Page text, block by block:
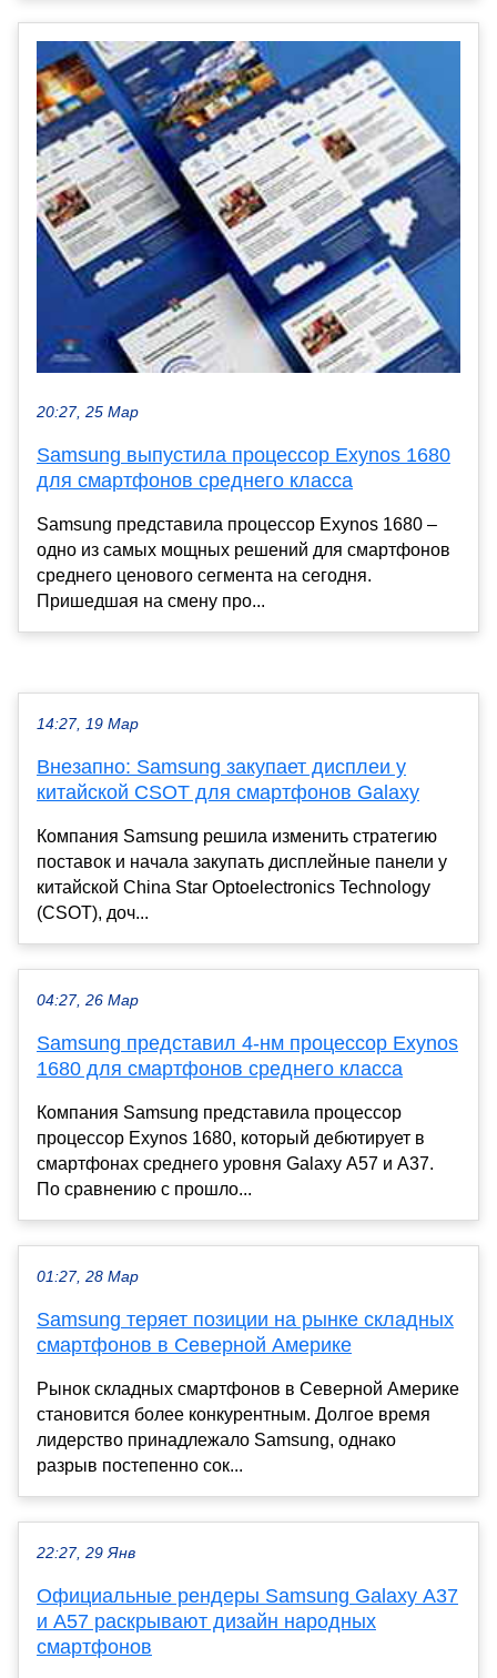
20:27, 25 Мар
Samsung выпустила процессор Exynos 1680
для смартфонов среднего класса
Samsung представила процессор Exynos 1680 –
одно из самых мощных решений для смартфонов
среднего ценового сегмента на сегодня.
Пришедшая на смену про...
14:27, 19 Мар
Внезапно: Samsung закупает дисплеи у
китайской CSOT для смартфонов Galaxy
Компания Samsung решила изменить стратегию
поставок и начала закупать дисплейные панели у
китайской China Star Optoelectronics Technology
(CSOT), доч...
04:27, 26 Мар
Samsung представил 4-нм процессор Exynos
1680 для смартфонов среднего класса
Компания Samsung представила процессор
процессор Exynos 1680, который дебютирует в
смартфонах среднего уровня Galaxy A57 и A37.
По сравнению с прошло...
01:27, 28 Мар
Samsung теряет позиции на рынке складных
смартфонов в Северной Америке
Рынок складных смартфонов в Северной Америке
становится более конкурентным. Долгое время
лидерство принадлежало Samsung, однако
разрыв постепенно сок...
22:27, 29 Янв
Официальные рендеры Samsung Galaxy A37
и A57 раскрывают дизайн народных
смартфонов